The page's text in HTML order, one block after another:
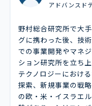
アドバンスド
野村総合研究所で大
グに携わった後、技
での事業開発やマネ
ション研究所を立ち
テクノロジーにおけ
探索、新規事業の戦
の欧・米・イスラエ